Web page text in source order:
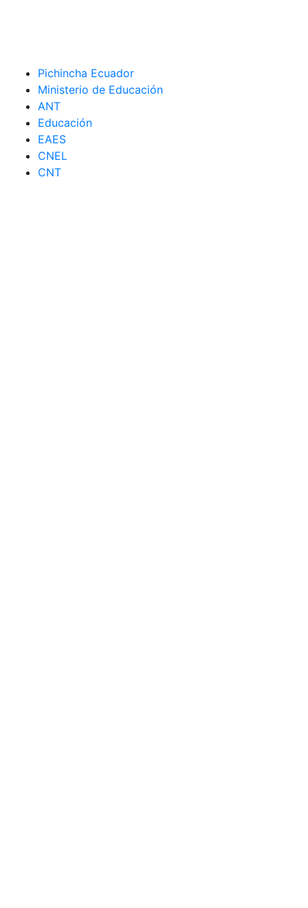
Pichincha Ecuador
Ministerio de Educación
ANT
Educación
EAES
CNEL
CNT